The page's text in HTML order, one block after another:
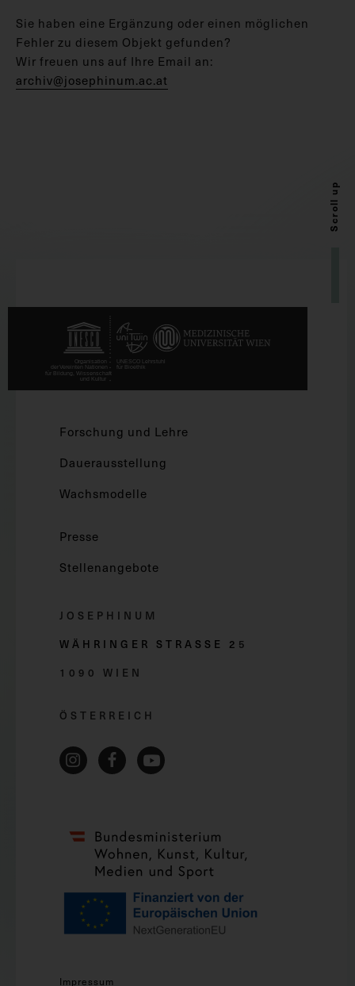
Sie haben eine Ergänzung oder einen möglichen
Fehler zu diesem Objekt gefunden?
Wir freuen uns auf Ihre Email an:
archiv@josephinum.ac.at
Scroll up
Forschung und Lehre
Dauerausstellung
Wachsmodelle
Presse
Stellenangebote
JOSEPHINUM
WÄHRINGER STRASSE 2 5
1090 WIEN
ÖSTERREICH
Impressum